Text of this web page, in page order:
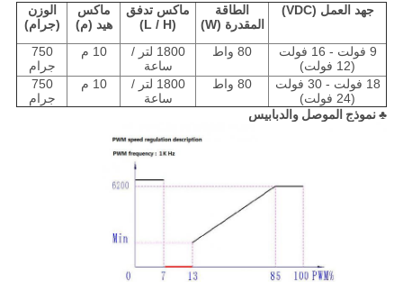
جهد العمل (VDC)
الطاقة
المقدرة (W)
ماكس تدفق
(L / H)
ماكس
هيد (م)
الوزن
(جرام)
9 فولت - 16 فولت
(12 فولت)
80 واط
1800 لتر /
ساعة
10 م
750
جرام
18 فولت - 30 فولت
(24 فولت)
80 واط
1800 لتر /
ساعة
10 م
750
جرام
♣ نموذج الموصل والدبابيس